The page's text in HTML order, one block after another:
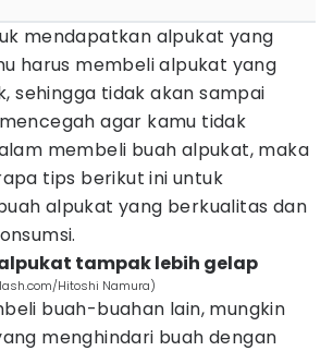
mendapatkan alpukat yang
harus membeli alpukat yang
sehingga tidak akan sampai
agar kamu tidak
membeli buah alpukat, maka
tips berikut ini untuk
alpukat yang berkualitas dan
tampak lebih gelap
Hitoshi Namura)
buah-buahan lain, mungkin
menghindari buah dengan